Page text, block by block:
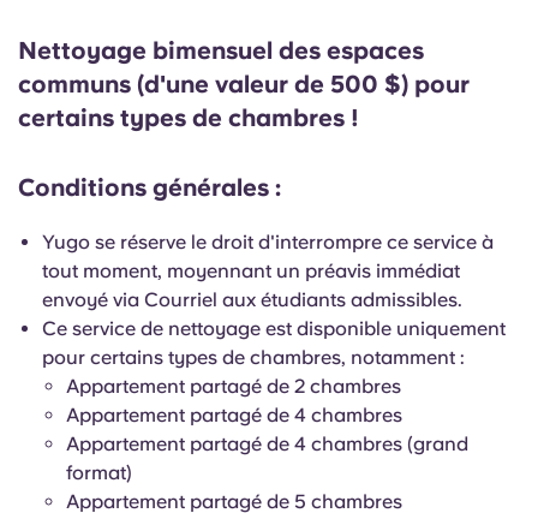
Nettoyage bimensuel des espaces
communs (d'une valeur de 500 $) pour
certains types de chambres !
Conditions générales :
Yugo se réserve le droit d'interrompre ce service à
tout moment, moyennant un préavis immédiat
envoyé via Courriel aux étudiants admissibles.
Ce service de nettoyage est disponible uniquement
pour certains types de chambres, notamment :
Appartement partagé de 2 chambres
Appartement partagé de 4 chambres
Appartement partagé de 4 chambres (grand
format)
Appartement partagé de 5 chambres